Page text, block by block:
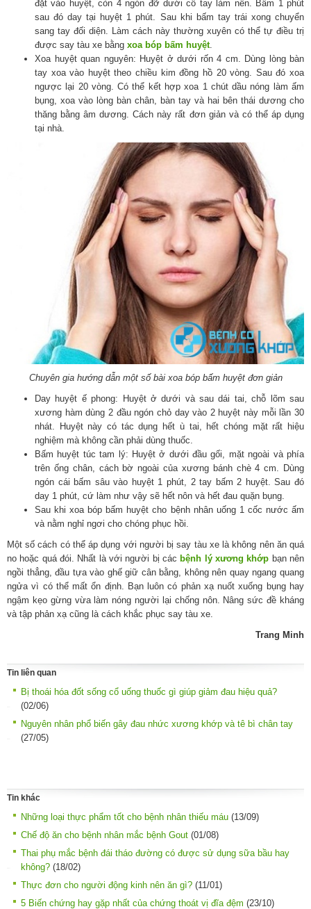
đặt vào huyệt, còn 4 ngón đỡ dưới cổ tay làm nền. Bấm 1 phút
sau đó day tại huyệt 1 phút. Sau khi bấm tay trái xong chuyển
sang tay đối diện. Làm cách này thường xuyên có thể tự điều trị
được say tàu xe bằng xoa bóp bấm huyệt.
Xoa huyệt quan nguyên: Huyệt ở dưới rốn 4 cm. Dùng lòng bàn
tay xoa vào huyệt theo chiều kim đồng hồ 20 vòng. Sau đó xoa
ngược lại 20 vòng. Có thể kết hợp xoa 1 chút dầu nóng làm ấm
bụng, xoa vào lòng bàn chân, bàn tay và hai bên thái dương cho
thăng bằng âm dương. Cách này rất đơn giản và có thể áp dụng
tại nhà.
Chuyên gia hướng dẫn một số bài xoa bóp bấm huyệt đơn giản
Day huyệt ế phong: Huyệt ở dưới và sau dái tai, chỗ lõm sau
xương hàm dùng 2 đầu ngón chỏ day vào 2 huyệt này mỗi lần 30
nhát. Huyệt này có tác dụng hết ù tai, hết chóng mặt rất hiệu
nghiệm mà không cần phải dùng thuốc.
Bấm huyệt túc tam lý: Huyệt ở dưới đầu gối, mặt ngoài và phía
trên ống chân, cách bờ ngoài của xương bánh chè 4 cm. Dùng
ngón cái bấm sâu vào huyệt 1 phút, 2 tay bấm 2 huyệt. Sau đó
day 1 phút, cứ làm như vậy sẽ hết nôn và hết đau quặn bụng.
Sau khi xoa bóp bấm huyệt cho bệnh nhân uống 1 cốc nước ấm
và nằm nghỉ ngơi cho chóng phục hồi.
Một số cách có thể áp dụng với người bị say tàu xe là không nên ăn quá
no hoặc quá đói. Nhất là với người bị các bệnh lý xương khớp bạn nên
ngồi thẳng, đầu tựa vào ghế giữ cân bằng, không nên quay ngang quang
ngửa vì có thể mất ổn định. Bạn luôn có phản xạ nuốt xuống bụng hay
ngậm kẹo gừng vừa làm nóng người lại chống nôn. Nâng sức đề kháng
và tập phản xạ cũng là cách khắc phục say tàu xe.
Trang Minh
Tin liên quan
Bị thoái hóa đốt sống cổ uống thuốc gì giúp giảm đau hiệu quả?
(02/06)
Nguyên nhân phổ biến gây đau nhức xương khớp và tê bì chân tay
(27/05)
Tin khác
Những loại thực phẩm tốt cho bệnh nhân thiếu máu (13/09)
Chế độ ăn cho bệnh nhân mắc bệnh Gout (01/08)
Thai phụ mắc bệnh đái tháo đường có được sử dụng sữa bầu hay
không? (18/02)
Thực đơn cho người động kinh nên ăn gì? (11/01)
5 Biến chứng hay gặp nhất của chứng thoát vị đĩa đệm (23/10)